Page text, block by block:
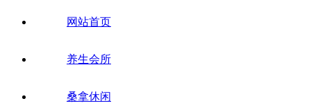
网站首页
养生会所
桑拿休闲